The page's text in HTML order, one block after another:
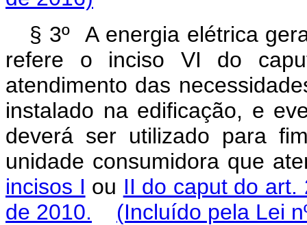
§ 3º A energia elétrica
refere o inciso VI do
atendimento das
instalado na edificação, e
deverá ser utilizado para
unidade consumidora que
incisos I ou II do caput do art.
de 2010.
(Incluído pela Lei